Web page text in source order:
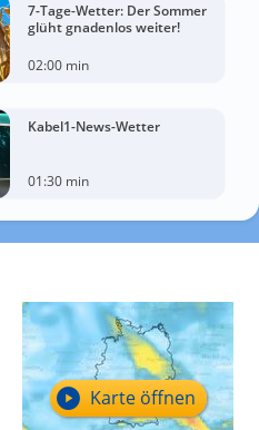
7-Tage-Wetter: Der Sommer
glüht gnadenlos weiter!
02:00 min
Kabel1-News-Wetter
01:30 min
Karte öffnen